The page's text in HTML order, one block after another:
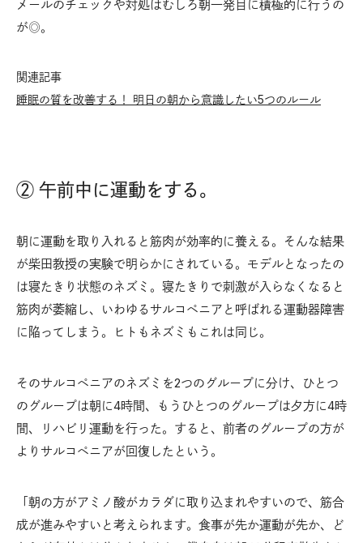
メールのチェックや対処はむしろ朝一発目に積極的に行うの
が◎。
関連記事
睡眠の質を改善する！ 明日の朝から意識したい5つのルール
② 午前中に運動をする。
朝に運動を取り入れると筋肉が効率的に養える。そんな結果
が柴田教授の実験で明らかにされている。モデルとなったの
は寝たきり状態のネズミ。寝たきりで刺激が入らなくなると
筋肉が萎縮し、いわゆるサルコペニアと呼ばれる運動器障害
に陥ってしまう。ヒトもネズミもこれは同じ。
そのサルコペニアのネズミを2つのグループに分け、ひとつ
のグループは朝に4時間、もうひとつのグループは夕方に4時
間、リハビリ運動を行った。すると、前者のグループの方が
よりサルコペニアが回復したという。
「朝の方がアミノ酸がカラダに取り込まれやすいので、筋合
成が進みやすいと考えられます。食事が先か運動が先か、ど